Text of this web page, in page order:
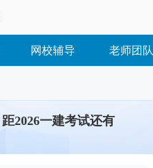
网校辅导 老师团队
距2026一建考试还有